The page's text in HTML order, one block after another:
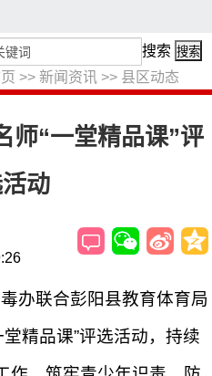
>> 新闻资讯 >> 县区动态
搜索 搜索
师“一堂精品课”评
动
办联合彭阳县教育体育局
精品课”评选活动，持续